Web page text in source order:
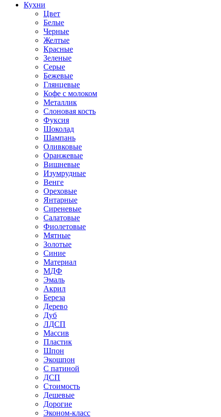
Кухни
Цвет
Белые
Черные
Желтые
Красные
Зеленые
Серые
Бежевые
Глянцевые
Кофе с молоком
Металлик
Слоновая кость
Фуксия
Шоколад
Шампань
Оливковые
Оранжевые
Вишневые
Изумрудные
Венге
Ореховые
Янтарные
Сиреневые
Салатовые
Фиолетовые
Мятные
Золотые
Синие
Материал
МДФ
Эмаль
Акрил
Береза
Дерево
Дуб
ЛДСП
Массив
Пластик
Шпон
Экошпон
С патиной
ДСП
Стоимость
Дешевые
Дорогие
Эконом-класс